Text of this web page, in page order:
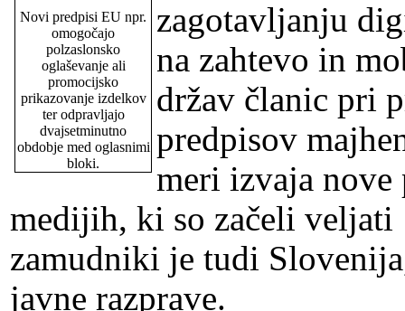
Novi predpisi EU npr.
omogočajo
polzaslonsko
oglaševanje ali
promocijsko
prikazovanje izdelkov
ter odpravljajo
dvajsetminutno
obdobje med oglasnimi
bloki.
zagotavljanju
na zahtevo in
držav članic pri
predpisov
meri izvaja
medijih, ki so začeli veljati
zamudniki je tudi
javne razprave.